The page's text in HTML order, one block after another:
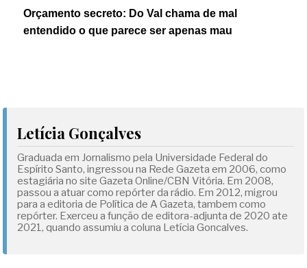
Orçamento secreto: Do Val chama de mal
entendido o que parece ser apenas mau
Letícia Gonçalves
Graduada em Jornalismo pela Universidade Federal do
Espírito Santo, ingressou na Rede Gazeta em 2006, como
estagiária no site Gazeta Online/CBN Vitória. Em 2008,
passou a atuar como repórter da rádio. Em 2012, migrou
para a editoria de Política de A Gazeta, tambem como
repórter. Exerceu a função de editora-adjunta de 2020 ate
2021, quando assumiu a coluna Letícia Goncalves.